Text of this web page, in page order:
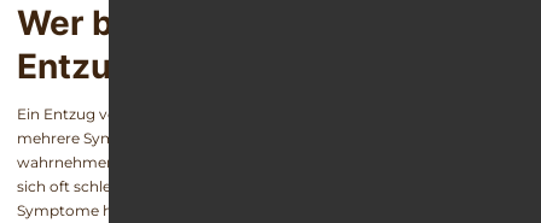
Wer braucht einen Zolpidem-
Entzug?
Ein Entzug von Zolpidem ist immer dann nötig, wenn Patienten
mehrere Symptome einer Abhängigkeitserkrankung bei sich
wahrnehmen. Diese können sich vielseitig äußern und manifestieren
sich oft schleichend. Gerade deshalb nehmen Patienten die
Symptome häufig nicht wahr oder schätzen sie falsch ein. Ebenso